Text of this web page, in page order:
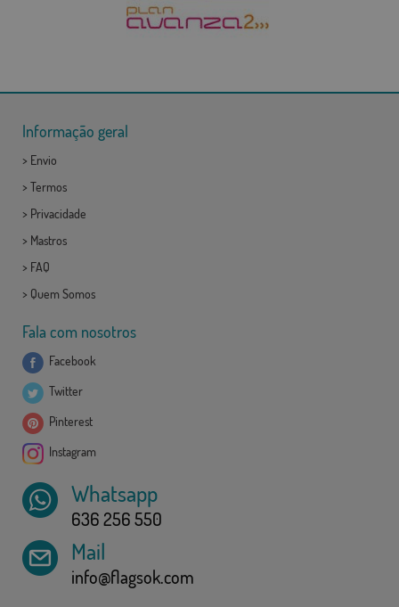
Informação geral
> Envio
> Termos
> Privacidade
> Mastros
> FAQ
> Quem Somos
Fala com nosotros
Facebook
Twitter
Pinterest
Instagram
Whatsapp
636 256 550
Mail
info@flagsok.com